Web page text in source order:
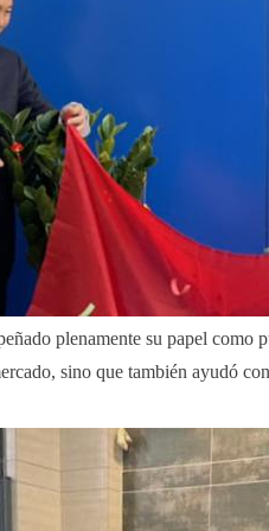
plenamente su papel
sino que también ayudó